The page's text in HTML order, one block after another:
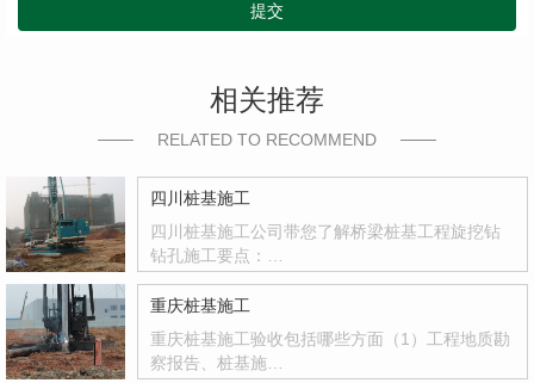
提交
相关推荐
RELATED TO RECOMMEND
四川桩基施工
四川桩基施工公司带您了解桥梁桩基工程旋挖钻
钻孔施工要点：…
重庆桩基施工
重庆桩基施工验收包括哪些方面（1）工程地质勘
察报告、桩基施…